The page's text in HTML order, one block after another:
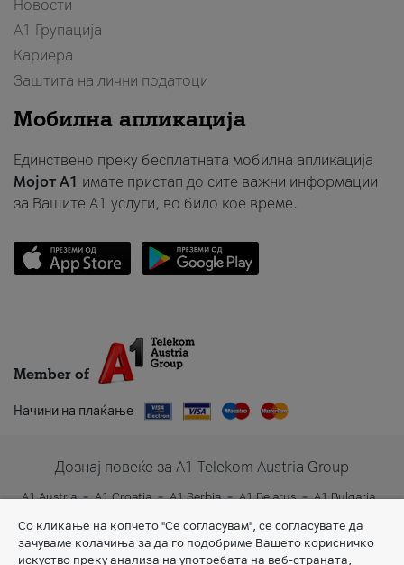
Новости
А1 Групација
Кариера
Заштита на лични податоци
Мобилна апликација
Единствено преку бесплатната мобилна апликација
Мојот A1 имате пристап до сите важни информации
за Вашите A1 услуги, во било кое време.
Member of
Начини на плаќање
Дознај повеќе за A1 Telekom Austria Group
A1 Austria A1 Croatia A1 Serbia A1 Belarus
A1 Bulgaria
Со кликање на копчето "Се согласувам", се согласувате да
зачуваме колачиња за да го подобриме Вашето корисничко
искуство преку анализа на употребата на веб-страната,